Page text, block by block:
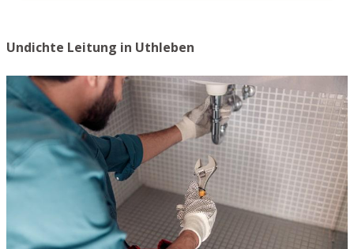
Undichte Leitung in Uthleben